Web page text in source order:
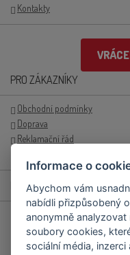
Kontakty
PRO ZÁKAZNÍKY
Obchodní podmínky
Doprava
Reklamační řád
RYCHLÉ KONTAKTY
+420 577 658 321
Informace o
Abychom vám
nabídli přizpůsobený
anonymně
soubory cookies,
sociální média, inzerci